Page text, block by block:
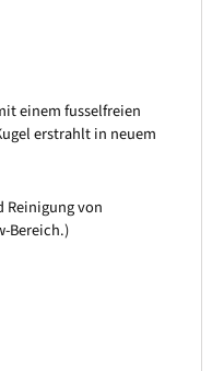
einem fusselfreien
erstrahlt in neuem
Reinigung von
Bereich.)